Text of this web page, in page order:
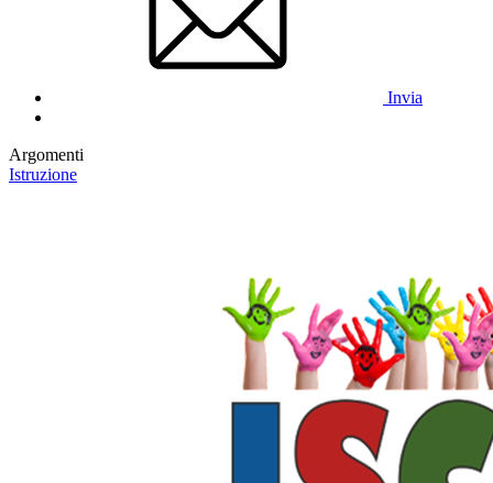
Invia
Argomenti
Istruzione